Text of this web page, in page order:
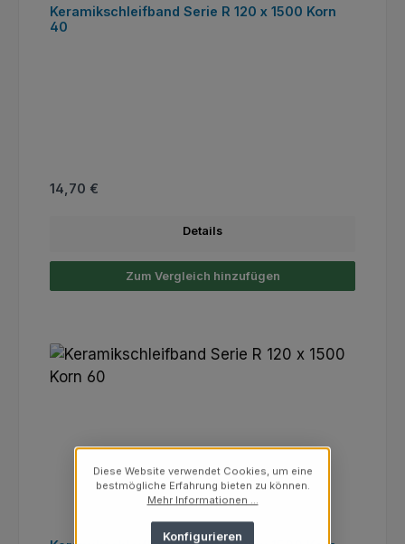
Keramikschleifband Serie R 120 x 1500 Korn
40
Regulärer Preis:
14,70 €
Details
Zum Vergleich hinzufügen
Diese Website verwendet Cookies, um eine
bestmögliche Erfahrung bieten zu können.
Mehr Informationen ...
Konfigurieren